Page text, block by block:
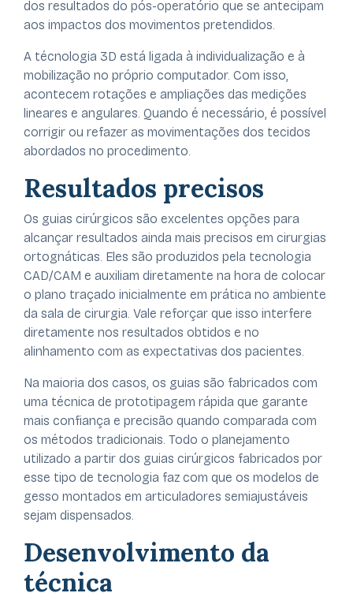
dos resultados do pós-operatório que se antecipam
aos impactos dos movimentos pretendidos.
A técnologia 3D está ligada à individualização e à
mobilização no próprio computador. Com isso,
acontecem rotações e ampliações das medições
lineares e angulares. Quando é necessário, é possível
corrigir ou refazer as movimentações dos tecidos
abordados no procedimento.
Resultados precisos
Os guias cirúrgicos são excelentes opções para
alcançar resultados ainda mais precisos em cirurgias
ortognáticas. Eles são produzidos pela tecnologia
CAD/CAM e auxiliam diretamente na hora de colocar
o plano traçado inicialmente em prática no ambiente
da sala de cirurgia. Vale reforçar que isso interfere
diretamente nos resultados obtidos e no
alinhamento com as expectativas dos pacientes.
Na maioria dos casos, os guias são fabricados com
uma técnica de prototipagem rápida que garante
mais confiança e precisão quando comparada com
os métodos tradicionais. Todo o planejamento
utilizado a partir dos guias cirúrgicos fabricados por
esse tipo de tecnologia faz com que os modelos de
gesso montados em articuladores semiajustáveis
sejam dispensados.
Desenvolvimento da
técnica